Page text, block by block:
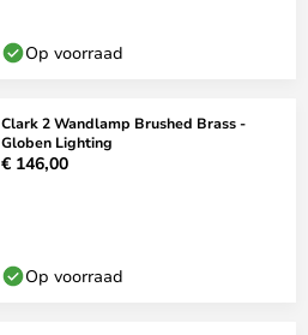
Op voorraad
Clark 2 Wandlamp Brushed Brass -
Globen Lighting
€ 146,00
Op voorraad